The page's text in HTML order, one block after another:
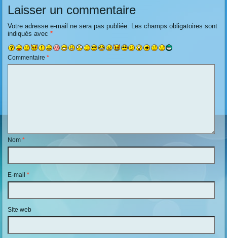
Laisser un commentaire
Votre adresse e-mail ne sera pas publiée. Les champs obligatoires sont
indiqués avec*
Commentaire*
Nom*
E-mail*
Site web